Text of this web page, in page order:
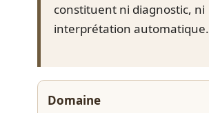
constituent ni diagnostic, ni
interprétation automatique.
Domaine